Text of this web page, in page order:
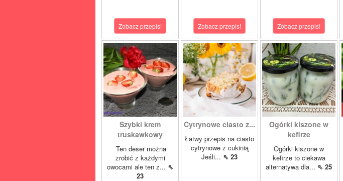
Zobacz przepis! Zobacz przepis! Zobacz przepis!
Szybki krem
truskawkowy
Ten deser można
zrobić z każdymi
owocami ale ten z... ⇖
23
Cytrynowe ciasto z...
Łatwy przepis na ciasto
cytrynowe z cukinią
Jeśli... ⇖ 23
Ogórki kiszone w
kefirze
Ogórki kiszone w
kefirze to ciekawa
alternatywa dla... ⇖ 25